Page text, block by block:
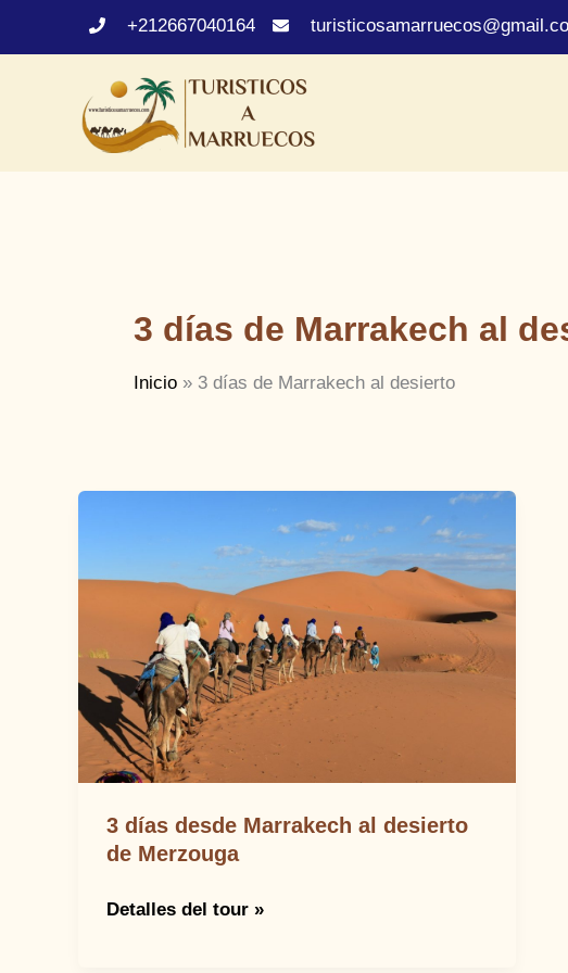
+212667040164
3 días de Marrakech al
Inicio 3 días de Marrakech al desierto
3 días desde Marrakech al desierto
de Merzouga
3Detalles del tour »